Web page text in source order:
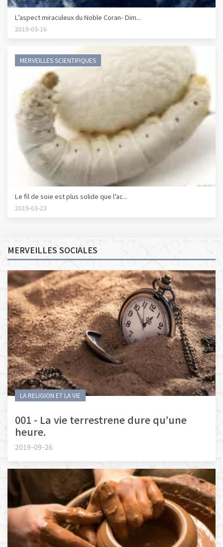
L’aspect miraculeux du Noble Coran- Dim...
2019-03-16
MERVEILLES SCIENTIFIQUES
Le fil de soie est plus solide que l’ac...
2019-03-23
MERVEILLES SOCIALES
LA RELIGION ET LA VIE
001 - La vie terrestrene dure qu’une
heure.
2019-09-26